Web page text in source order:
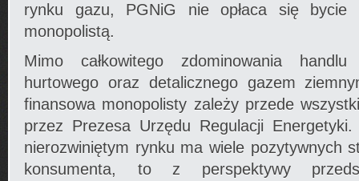
rynku gazu, PGNiG nie opłaca się bycie
monopolistą.
Mimo całkowitego zdominowania handlu
hurtowego oraz detalicznego gazem
finansowa monopolisty zależy przede
przez Prezesa Urzędu Regulacji
nierozwiniętym rynku ma wiele pozytywnych
konsumenta, to z perspektywy